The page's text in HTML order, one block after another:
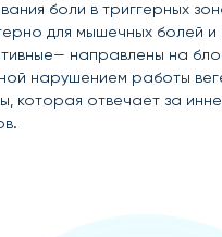
боли в триггерных
для мышечных болей и
направлены на
нарушением работы
которая отвечает за